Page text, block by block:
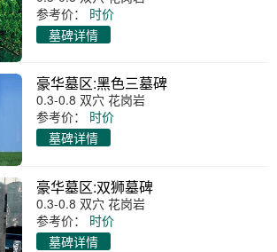
参考价：
时价
墓碑详情
豪华墓区:黑色三墓碑
0.3-0.8 双穴 花岗岩
参考价：
时价
墓碑详情
豪华墓区:双狮墓碑
0.3-0.8 双穴 花岗岩
参考价：
时价
墓碑详情